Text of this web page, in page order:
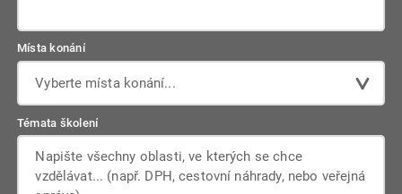
Místa konání
Vyberte místa konání...
Témata školení